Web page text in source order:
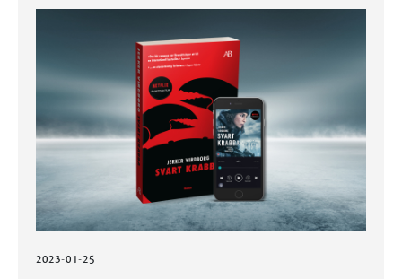
2023-01-25